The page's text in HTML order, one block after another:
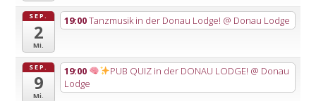
SEP.
2
Mi.
19:00Tanzmusik in der Donau Lodge! @ Donau Lodge
SEP.
9
Mi.
19:00 PUB QUIZ in der DONAU LODGE! @ Donau
Lodge